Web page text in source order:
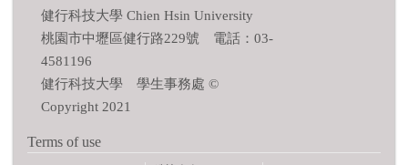
健行科技大學 Chien Hsin University
桃園市中壢區健行路229號 電話：03-
4581196
健行科技大學 學生事務處 ©
Copyright 2021
Terms of use